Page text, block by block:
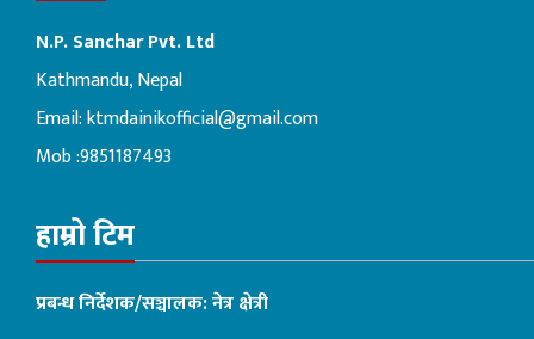
N.P. Sanchar Pvt. Ltd
Kathmandu, Nepal
Email:ktmdainikofficial@gmail.com
Mob :9851187493
हाम्रो टिम
प्रबन्ध निर्देशक/सञ्चालक: नेत्र क्षेत्री